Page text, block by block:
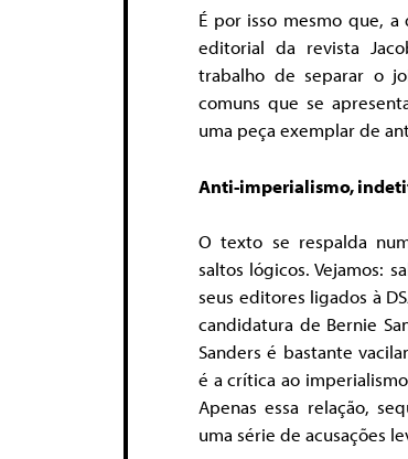
É por isso mesmo que,
editorial da revista
trabalho de separar o
comuns que se
uma peça exemplar de
Anti-imperialismo,
O texto se respalda
saltos lógicos. Vejamos:
seus editores ligados à
candidatura de Bernie
Sanders é bastante
é a crítica ao
Apenas essa relação,
uma série de acusações